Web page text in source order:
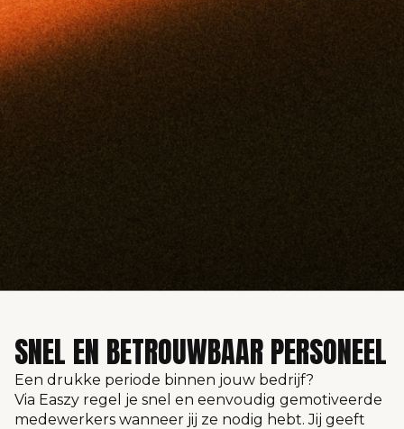
SNEL EN BETROUWBAAR PERSONEEL
Een drukke periode binnen jouw bedrijf?
Via Easzy regel je snel en eenvoudig gemotiveerde
medewerkers wanneer jij ze nodig hebt. Jij geeft